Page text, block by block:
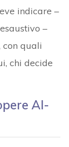
indicare –
–
con quali
chi decide
AI-